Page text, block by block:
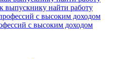
выпускнику найти работу
с высоким доходом